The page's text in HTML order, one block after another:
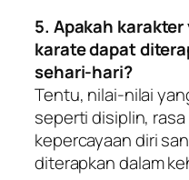
5. Apakah
karate dapat
sehari-hari?
Tentu, nilai-nilai
seperti disiplin,
kepercayaan diri
diterapkan dalam